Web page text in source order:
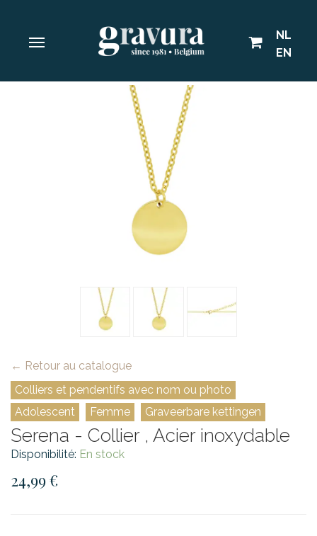
NL
EN
← Retour au catalogue
Colliers et pendentifs avec nom ou photo
Adolescent
Femme Graveerbare kettingen
Serena - Collier , Acier inoxydable
Disponibilité: En stock
24,99 €